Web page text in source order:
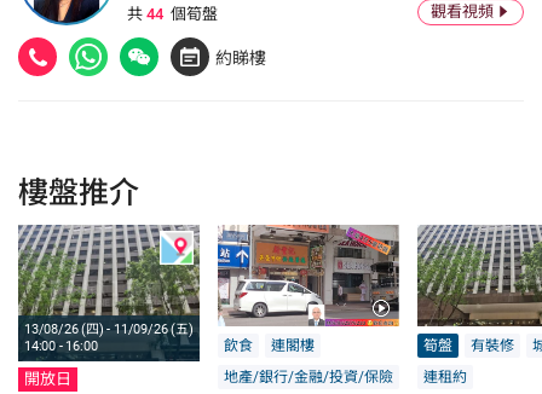
共 44 個筍盤 觀看視頻
約睇樓
樓盤推介
13/08/26 (四) - 11/09/26 (五)
14:00 - 16:00
開放日
飲食
連閣樓
地產/銀行/金融/投資/保險
筍盤 有裝修
連租約